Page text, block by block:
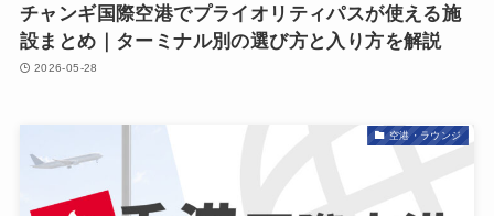
チャンギ国際空港でプライオリティパスが使える施
設まとめ｜ターミナル別の選び方と入り方を解説
2026-05-28
空港・ラウンジ